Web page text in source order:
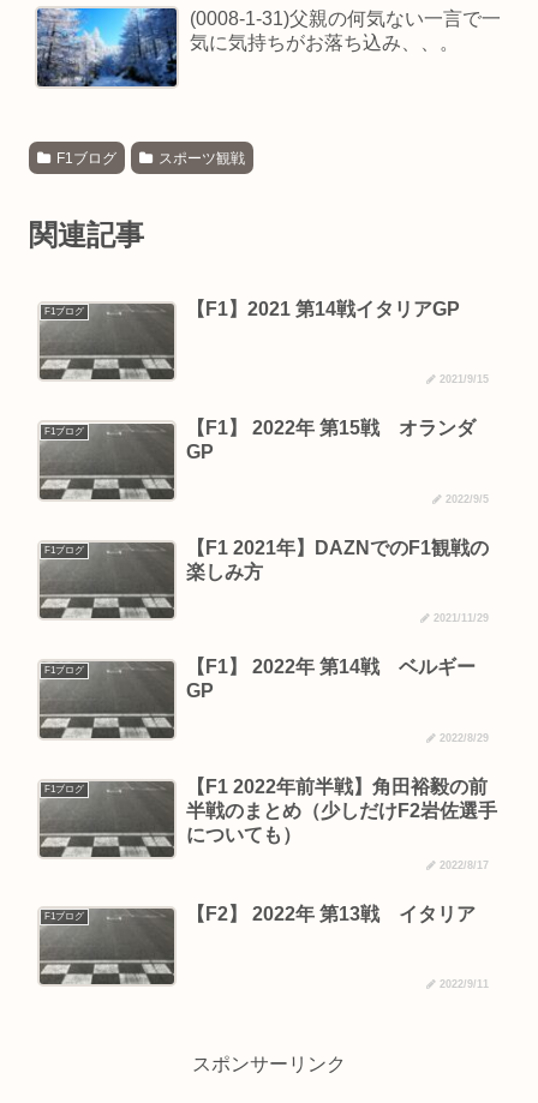
(0008-1-31)父親の何気ない一言で一
気に気持ちがお落ち込み、、。
F1ブログ スポーツ観戦
関連記事
F1ブログ 【F1】2021 第14戦イタリアGP
2021/9/15
F1ブログ
【F1】 2022年 第15戦 オランダ
GP
2022/9/5
F1ブログ
【F1 2021年】DAZNでのF1観戦の
楽しみ方
2021/11/29
F1ブログ
【F1】 2022年 第14戦 ベルギー
GP
2022/8/29
F1ブログ
【F1 2022年前半戦】角田裕毅の前
半戦のまとめ（少しだけF2岩佐選手
についても）
2022/8/17
F1ブログ 【F2】 2022年 第13戦 イタリア
2022/9/11
スポンサーリンク